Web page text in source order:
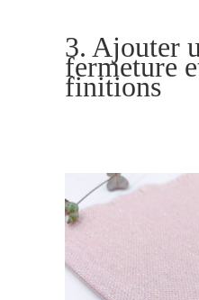
3. Ajouter
fermeture
finitions